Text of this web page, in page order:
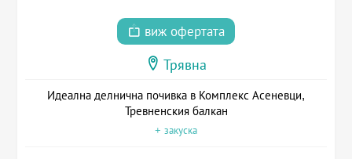
виж офертата
Трявна
Идеална делнична почивка в Комплекс Асеневци,
Тревненския балкан
+ закуска